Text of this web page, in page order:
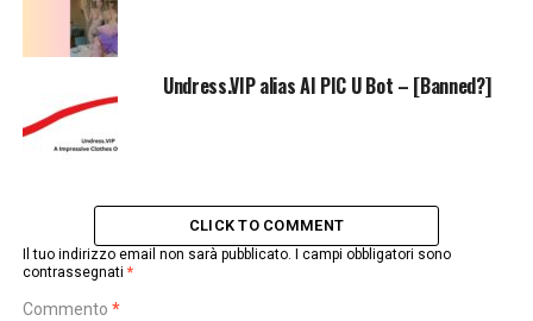
Undress.VIP alias AI PIC U Bot – [Banned?]
CLICK TO COMMENT
Il tuo indirizzo email non sarà pubblicato.
I campi obbligatori sono
contrassegnati *
Commento *